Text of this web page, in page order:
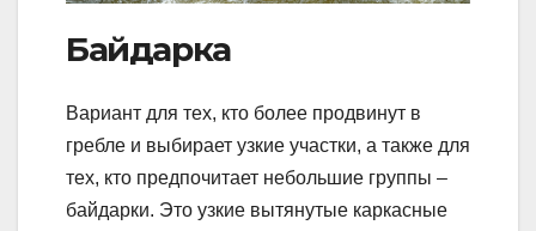
Байдарка
Вариант для тех, кто более продвинут в
гребле и выбирает узкие участки, а также для
тех, кто предпочитает небольшие группы –
байдарки. Это узкие вытянутые каркасные